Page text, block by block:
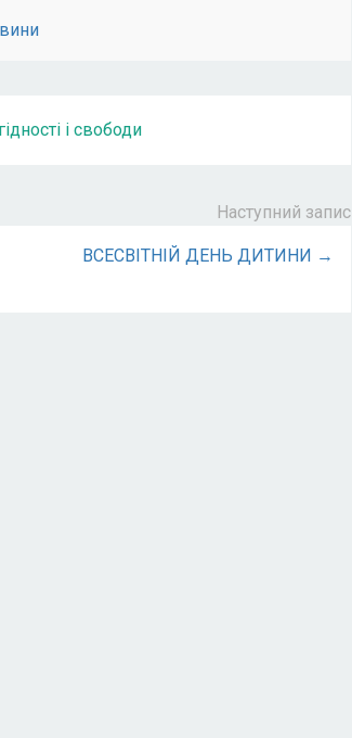
і свободи
Наступний запис
ВСЕСВІТНІЙ ДЕНЬ ДИТИНИ →